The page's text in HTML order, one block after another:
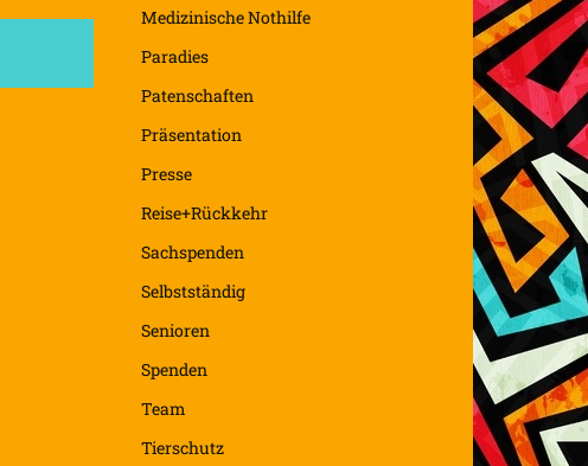
Medizinische Nothilfe
Paradies
Patenschaften
Präsentation
Presse
Reise+Rückkehr
Sachspenden
Selbstständig
Senioren
Spenden
Team
Tierschutz